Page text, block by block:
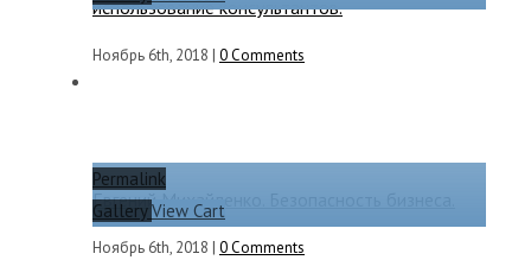
использование консультантов.
Ноябрь 6th, 2018 | 0 Comments
Permalink
GalleryView Cart
Евгений Михайленко. Безопасность бизнеса.
Ноябрь 6th, 2018 | 0 Comments